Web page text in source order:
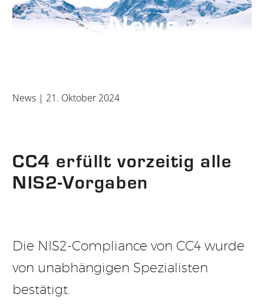
News
News | 21. Oktober 2024
CC4 erfüllt vorzeitig alle
NIS2-Vorgaben
Die NIS2-Compliance von CC4 wurde
von unabhängigen Spezialisten
bestätigt.